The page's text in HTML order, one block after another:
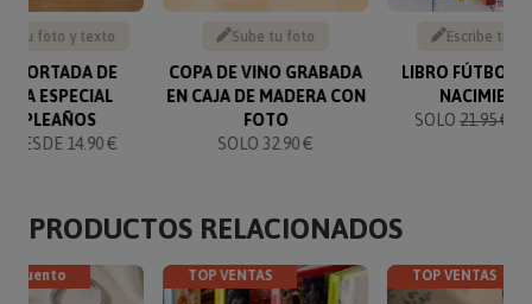
tu foto y texto
PORTADA DE
ESPECIAL
DESDE 14.90 €
Sube tu foto
COPA DE VINO GRABADA
EN CAJA DE MADERA CON
FOTO
SOLO 32.90 €
Escribe tu
LIBRO FÚTBOL
SOLO21.95 €
PRODUCTOS RELACIONADOS
TOP VENTAS TOP VENTAS